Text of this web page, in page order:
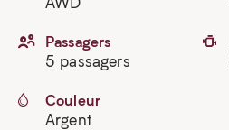
Passagers
5 passagers
Couleur
Argent